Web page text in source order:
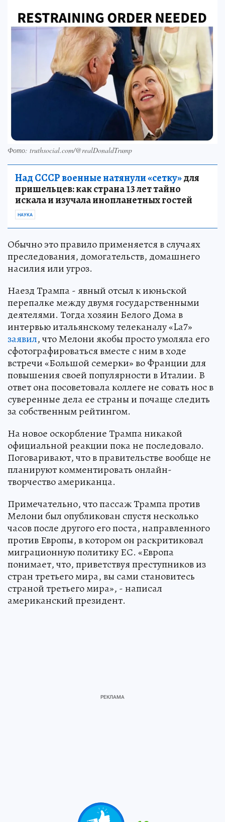
Фото: truthsocial.com/@realDonaldTrump
Над СССР военные натянули «сетку»для
пришельцев: как страна 13 лет тайно
искала и изучала инопланетных гостей
НАУКА
Обычно это правило применяется в случаях
преследования, домогательств, домашнего
насилия или угроз.
Наезд Трампа - явный отсыл к июньской
перепалке между двумя государственными
деятелями. Тогда хозяин Белого Дома в
интервью итальянскому телеканалу «La7»
заявил, что Мелони якобы просто умоляла его
сфотографироваться вместе с ним в ходе
встречи «Большой семерки» во Франции для
повышения своей популярности в Италии. В
ответ она посоветовала коллеге не совать нос в
суверенные дела ее страны и почаще следить
за собственным рейтингом.
На новое оскорбление Трампа никакой
официальной реакции пока не последовало.
Поговаривают, что в правительстве вообще не
планируют комментировать онлайн-
творчество американца.
Примечательно, что пассаж Трампа против
Мелони был опубликован спустя несколько
часов после другого его поста, направленного
против Европы, в котором он раскритиковал
миграционную политику ЕС. «Европа
понимает, что, приветствуя преступников из
стран третьего мира, вы сами становитесь
страной третьего мира», - написал
американский президент.